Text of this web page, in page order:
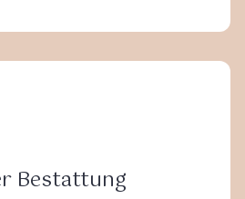
Bestattung